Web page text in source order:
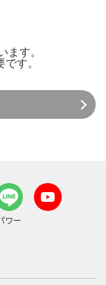
ます。
です。
ワー